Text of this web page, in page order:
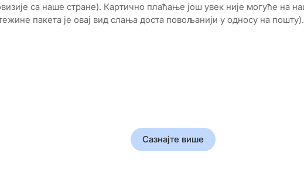
са наше стране). Картично плаћање још увек није могуће на
пакета је овај вид слања доста повољанији у односу на пошту).
Сазнајте више